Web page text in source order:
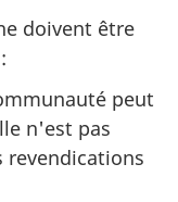
doivent être
peut
n'est pas
revendications